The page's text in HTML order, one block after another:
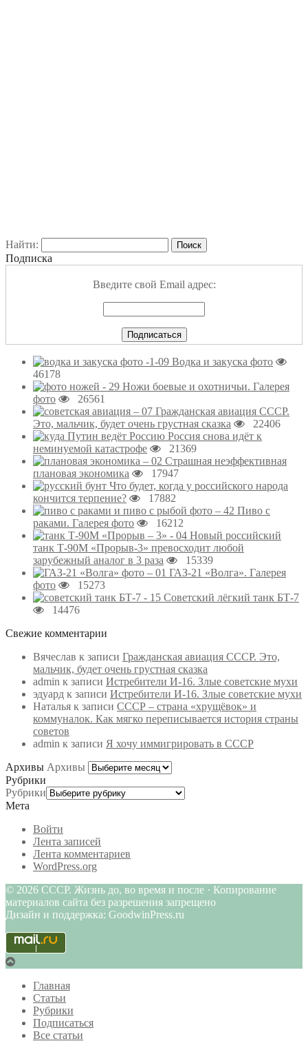
Найти:
Подписка
Введите свой Email адрес:
Водка и закуска фото
46178
Ножи боевые и охотничьи. Галерея
фото
26561
Гражданская авиация СССР.
Это, мальчик, будет очень грустная сказка
22406
Россия снова идёт к
неминуемой катастрофе
21369
Страшная неэффективная
плановая экономика
17947
Что будет, когда у российского народа
кончится терпение?
17882
Пиво с
раками. Галерея фото
16212
Новый российский
танк Т-90М «Прорыв-3» превосходит любой
зарубежный аналог в 3 раза
15339
ГАЗ-21 «Волга». Галерея
фото
15273
Советский лёгкий танк БТ-7
14476
Свежие комментарии
Вячеслав к записи Гражданская авиация СССР. Это,
мальчик, будет очень грустная сказка
admin к записи Истребители И-16. Злые советские мухи
эдуард к записи Истребители И-16. Злые советские мухи
Наталья к записи СССР – страна «хрущёвок» и
коммуналок. Как мягко переписывается история страны
советов
admin к записи Я хочу иммигрировать в СССР
Архивы Архивы
Рубрики
Рубрики
Мета
Войти
Лента записей
Лента комментариев
WordPress.org
© 2026 СССР. Жизнь до, во время и после · Копирование
материалов сайта без разрешения запрещено
Дизайн и поддержка: GoodwinPress.ru
Главная
Статьи
Рубрики
Подписаться
Все статьи